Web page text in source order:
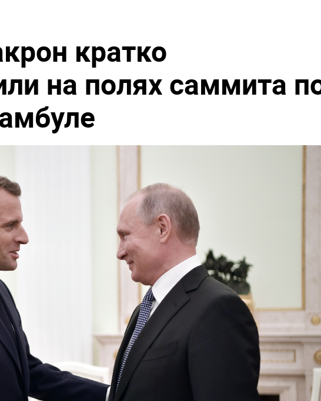
кратко
на полях саммита